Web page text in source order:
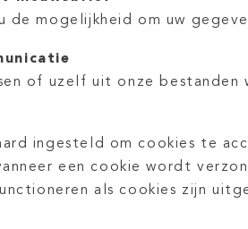
de mogelijkheid om uw
of uzelf uit onze
ingesteld om cookies te
een cookie wordt
als cookies zijn